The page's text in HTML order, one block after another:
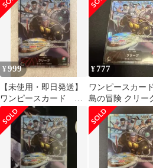
¥999
【未使用・即日発送】
ワンピースカード
OP15-001 リーダー パ
ラレル
¥777
ワンピースカー
島の冒険 クリー
ダーパラレル